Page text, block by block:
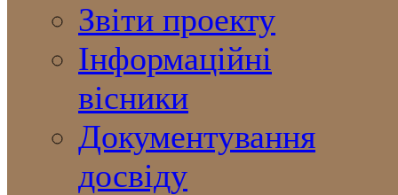
Звіти проекту
Інформаційні
вісники
Документування
досвіду